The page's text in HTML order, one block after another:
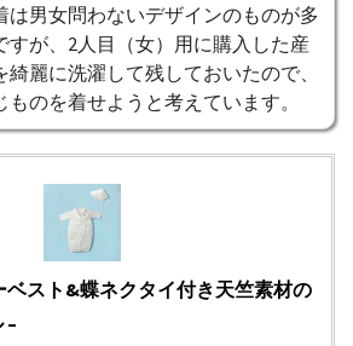
は男女問わないデザインのものが多
すが、2人目（女）用に購入した産
綺麗に洗濯して残しておいたので、
ものを着せようと考えています。
ベスト&蝶ネクタイ付き天竺素材の
–